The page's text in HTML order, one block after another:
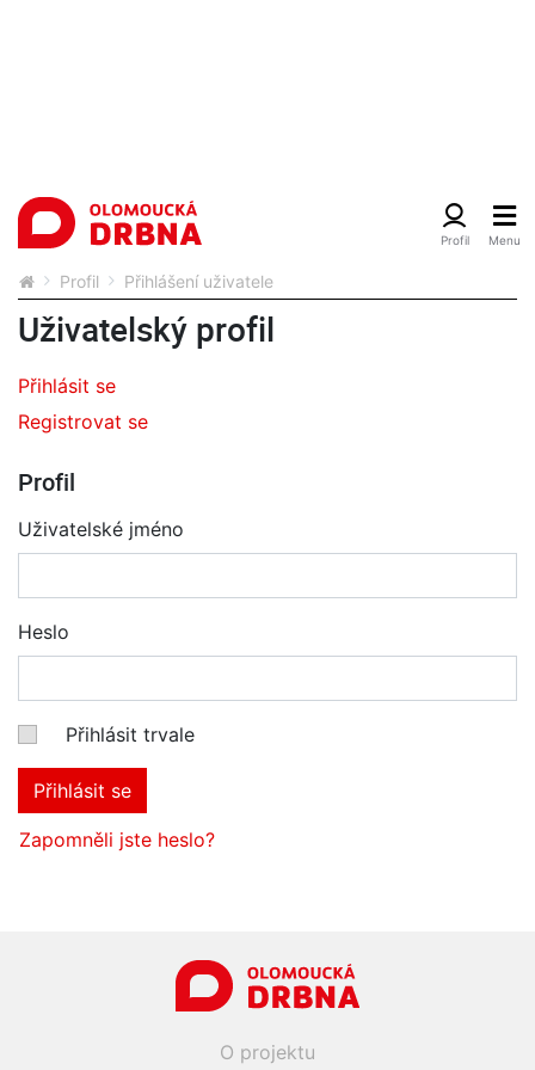
Profil Přihlášení uživatele
Uživatelský profil
Přihlásit se
Registrovat se
Profil
Uživatelské jméno
Heslo
Přihlásit trvale
Přihlásit se
Zapomněli jste heslo?
O projektu